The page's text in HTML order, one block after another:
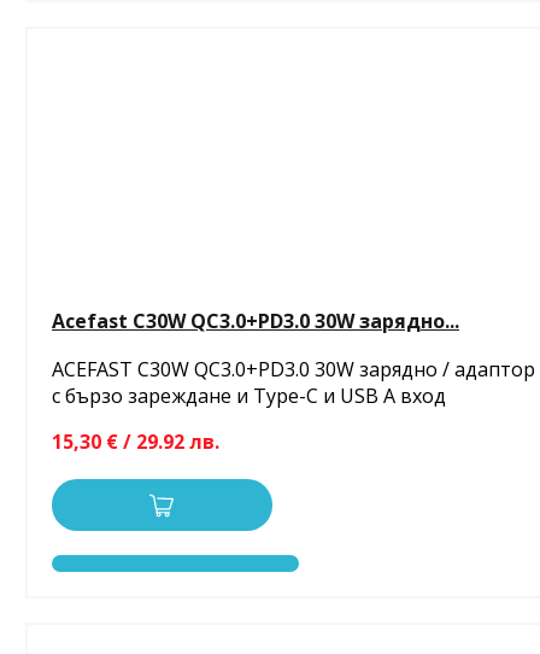
Acefast C30W QC3.0+PD3.0 30W зарядно...
ACEFAST C30W QC3.0+PD3.0 30W зарядно / адаптор
с бързо зареждане и Type-C и USB A вход
15,30 € / 29.92 лв.